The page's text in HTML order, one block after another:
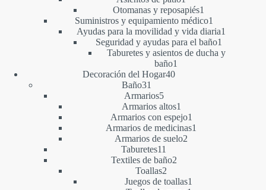
producto
Otomanas y reposapiés1
producto
Suministros y equipamiento médico1
producto
Ayudas para la movilidad y vida diaria1
Seguridad y ayudas para el baño1
producto
Taburetes y asientos de ducha y
baño1
Decoración del Hogar4040
Baño31
productos
Armarios55
productos
Armarios altos1
producto
Armarios con espejo1
producto
Armarios de medicinas1
Armarios de suelo2
Taburetes11
productos
Textiles de baño22
Toallas2
productos
Juegos de toallas1